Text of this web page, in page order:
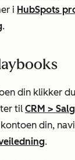
i HubSpots
.
din klikker
til CRM >
din,
.